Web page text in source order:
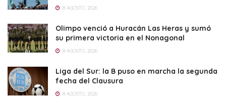
8 AGOSTO, 2026
Olimpo venció a Huracán Las Heras y sumó
su primera victoria en el Nonagonal
8 AGOSTO, 2026
Liga del Sur: la B puso en marcha la segunda
fecha del Clausura
8 AGOSTO, 2026